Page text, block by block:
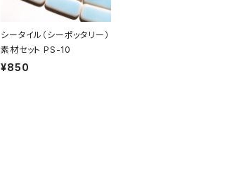
シータイル（シーポッタリー）
素材セット PS-10
¥850